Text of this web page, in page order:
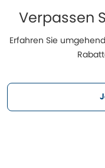
Verpassen
Erfahren Sie